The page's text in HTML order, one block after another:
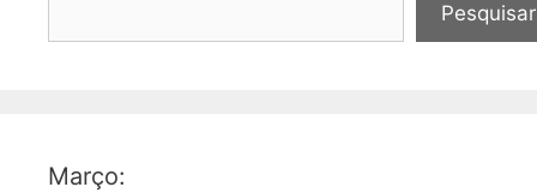
Pesquisar
Março: